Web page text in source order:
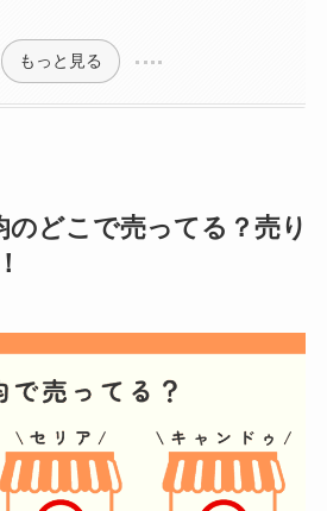
もっと見る
のどこで売ってる？売り